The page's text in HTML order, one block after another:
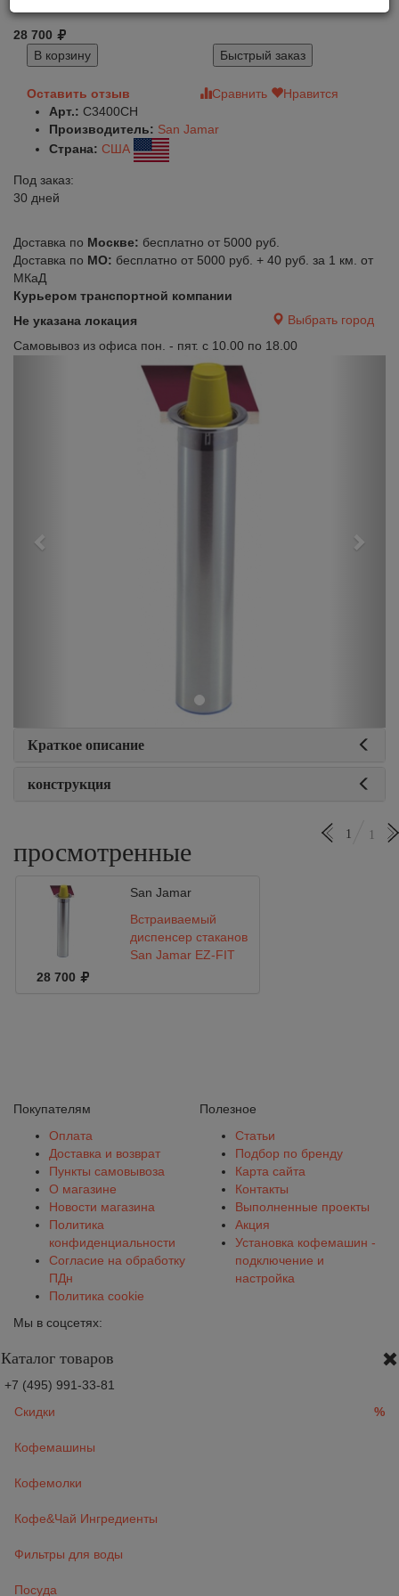
28 700
В корзину
Быстрый заказ
Оставить отзыв Сравнить
Нравится
Арт.: C3400CH
Производитель: San Jamar
Страна: США
Под заказ:
30 дней
Доставка по Москве: бесплатно от 5000 руб.
Доставка по МО: бесплатно от 5000 руб. + 40 руб. за 1 км. от
МКаД
Курьером транспортной компании
Не указана локация
Выбрать город
Самовывоз из офиса пон. - пят. с 10.00 по 18.00
Краткое описание
конструкция
просмотренные
1 1
San Jamar
Встраиваемый
диспенсер стаканов
San Jamar EZ-FIT
28 700
Покупателям
Оплата
Доставка и возврат
Пункты самовывоза
О магазине
Новости магазина
Политика
конфиденциальности
Согласие на обработку
ПДн
Политика cookie
Полезное
Статьи
Подбор по бренду
Карта сайта
Контакты
Выполненные проекты
Акция
Установка кофемашин -
подключение и
настройка
Мы в соцсетях:
Каталог товаров
+7 (495) 991-33-81
Скидки
%
Кофемашины
Кофемолки
Кофе&Чай Ингредиенты
Фильтры для воды
Посуда